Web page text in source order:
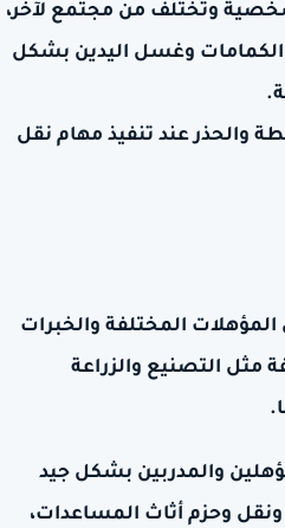
وتختلف من مجتمع لآخر،
الكمامات وغسل اليدين بشكل
والحذر عند تنفيذ مهام نقل
المختلفة والخبرات
مثل التصنيع والزراعة
والمدربين بشكل جيد
وحزم أثاث المساعدات،